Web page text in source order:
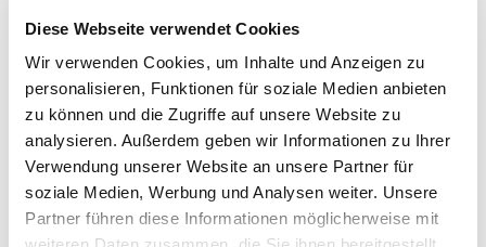
Diese Webseite verwendet Cookies
Wir verwenden Cookies, um Inhalte und Anzeigen zu
personalisieren, Funktionen für soziale Medien anbieten
zu können und die Zugriffe auf unsere Website zu
analysieren. Außerdem geben wir Informationen zu Ihrer
Verwendung unserer Website an unsere Partner für
soziale Medien, Werbung und Analysen weiter. Unsere
Partner führen diese Informationen möglicherweise mit
Ihr aktueller Zustand: Ablehnen.
Einwilligung ändern
Die Cookie-Erklärung wurde das letzte Mal am
11/07/2026 vonCookiebotaktualisiert:
Notwendig (5)